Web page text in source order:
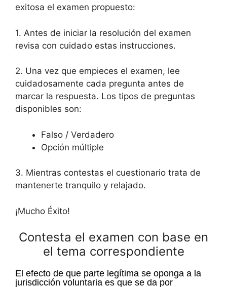
exitosa el examen propuesto:
1. Antes de iniciar la resolución del examen
revisa con cuidado estas instrucciones.
2. Una vez que empieces el examen, lee
cuidadosamente cada pregunta antes de
marcar la respuesta. Los tipos de preguntas
disponibles son:
Falso / Verdadero
Opción múltiple
3. Mientras contestas el cuestionario trata de
mantenerte tranquilo y relajado.
¡Mucho Éxito!
Contesta el examen con base en
el tema correspondiente